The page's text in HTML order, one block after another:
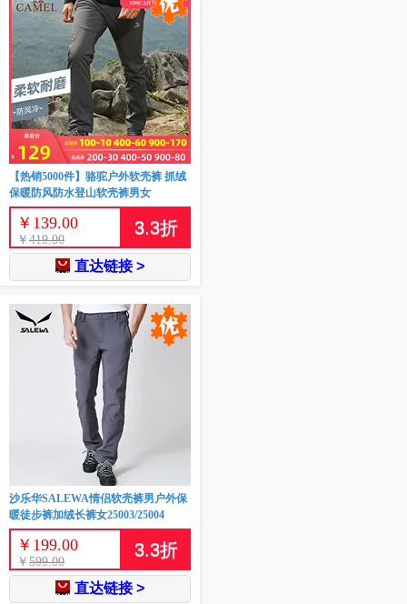
【热销5000件】骆驼户外软壳裤 抓绒
保暖防风防水登山软壳裤男女
￥ 139.00
￥ 419.00
3.3折
直达链接 >
沙乐华SALEWA情侣软壳裤男户外保
暖徒步裤加绒长裤女25003/25004
￥ 199.00
￥ 599.00
3.3折
直达链接 >